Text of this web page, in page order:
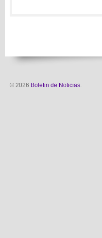
© 2026 Boletin de Noticias.